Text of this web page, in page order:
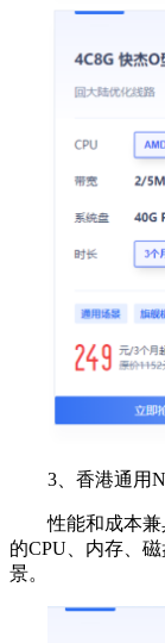
3、香港通用
性能和成本
的CPU、内存、
景。